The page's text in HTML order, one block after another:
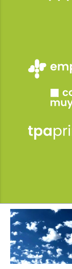
Detenido en
la fuga y poner en
peatones y
un hacha